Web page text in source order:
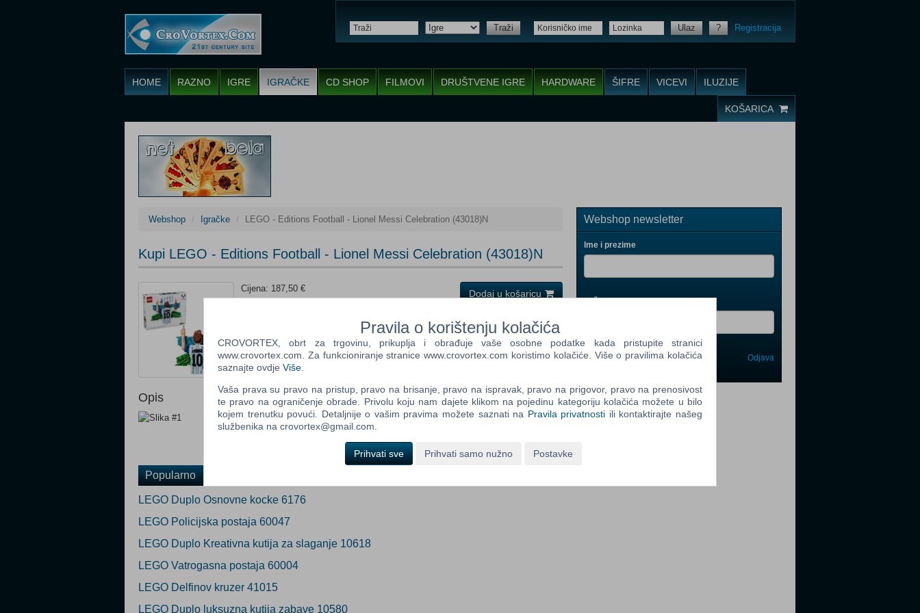
Traži Ulaz ? Registracija
HOME RAZNO IGRE IGRAČKE CD SHOP FILMOVI DRUŠTVENE IGRE HARDWARE ŠIFRE VICEVI ILUZIJE
KOŠARICA
Webshop Igračke LEGO - Editions Football - Lionel Messi Celebration (43018)N
Kupi LEGO - Editions Football - Lionel Messi Celebration (43018)N
Cijena: 187,50 €
Tip: LEGO
Ocijeni
Opis
Dodaj u košaricu
Popularno
LEGO Duplo Osnovne kocke 6176
LEGO Policijska postaja 60047
LEGO Duplo Kreativna kutija za slaganje 10618
LEGO Vatrogasna postaja 60004
LEGO Delfinov kruzer 41015
LEGO Duplo luksuzna kutija zabave 10580
Webshop newsletter
Ime i prezime
Vaš email
Control
Newsletter
Newsletter
Prijavi me Odjava
Pravila o korištenju kolačića
CROVORTEX, obrt za trgovinu, prikuplja i obrađuje vaše osobne podatke kada pristupite stranici
www.crovortex.com. Za funkcioniranje stranice www.crovortex.com koristimo kolačiće. Više o pravilima kolačića
saznajte ovdje Više
Vaša prava su pravo na pristup, pravo na brisanje, pravo na ispravak, pravo na prigovor, pravo na prenosivost
te pravo na ograničenje obrade. Privolu koju nam dajete klikom na pojedinu kategoriju kolačića možete u bilo
kojem trenutku povući. Detaljnije o vašim pravima možete saznati na Pravila privatnosti ili kontaktirajte našeg
službenika na crovortex@gmail.com.
Prihvati sve Prihvati samo nužno Postavke